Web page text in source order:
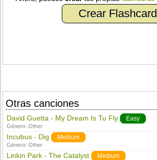
Crear Flashcard
Otras canciones
David Guetta - My Dream Is Tu Fly Easy
Género:Other
Incubus - Dig Medium
Género:Other
Linkin Park - The Catalyst Medium